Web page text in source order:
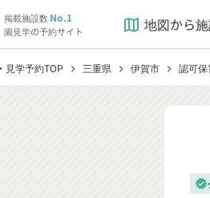
掲載施設数No.1
園見学の予約サイト map 地図から
見学予約TOP chevron_right 三重県 chevron_right 伊賀市 chevron_right 認可保
verified